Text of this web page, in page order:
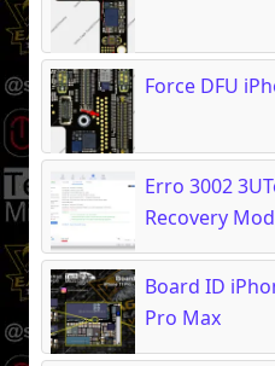
Force DFU
Erro 3002
Recovery
Board ID
Pro Max